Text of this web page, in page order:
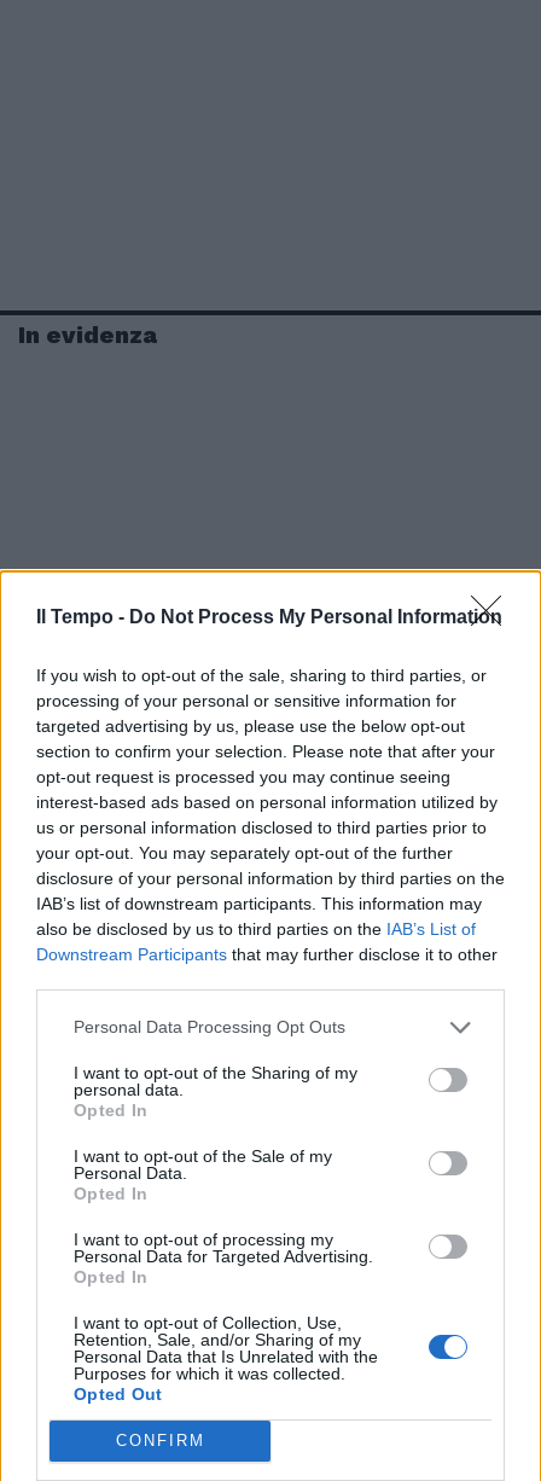
Il Tempo - Do Not Process My Personal Information
If you wish to opt-out of the sale, sharing to third parties, or
processing of your personal or sensitive information for
targeted advertising by us, please use the below opt-out
section to confirm your selection. Please note that after your
opt-out request is processed you may continue seeing
interest-based ads based on personal information utilized by
us or personal information disclosed to third parties prior to
your opt-out. You may separately opt-out of the further
disclosure of your personal information by third parties on the
IAB’s list of downstream participants. This information may
also be disclosed by us to third parties on the IAB’s List of
Downstream Participants that may further disclose it to other
Personal Data Processing Opt Outs
I want to opt-out of the Sharing of my
personal data.
Opted In
I want to opt-out of the Sale of my
Personal Data.
Opted In
I want to opt-out of processing my
Personal Data for Targeted Advertising.
Opted In
I want to opt-out of Collection, Use,
Retention, Sale, and/or Sharing of my
Personal Data that Is Unrelated with the
Purposes for which it was collected.
Opted Out
CONFIRM
In evidenza